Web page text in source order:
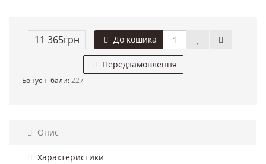
11 365грн До кошика
Передзамовлення
Бонусні бали:227
Опис
Характеристики